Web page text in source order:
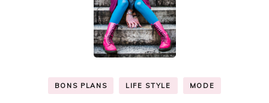
BONS PLANS LIFE STYLE MODE